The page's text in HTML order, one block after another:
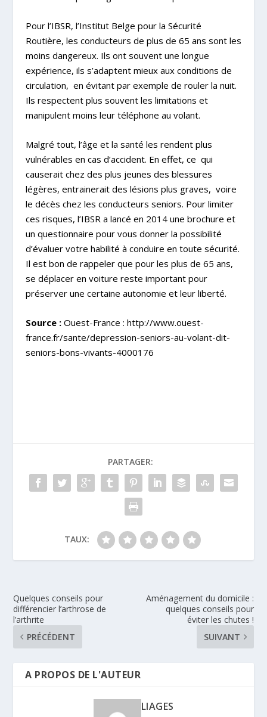
Pour l’IBSR, l’Institut Belge pour la Sécurité
Routière, les conducteurs de plus de 65 ans sont les
moins dangereux. Ils ont souvent une longue
expérience, ils s’adaptent mieux aux conditions de
circulation, en évitant par exemple de rouler la nuit.
Ils respectent plus souvent les limitations et
manipulent moins leur téléphone au volant.
Malgré tout, l’âge et la santé les rendent plus
vulnérables en cas d’accident. En effet, ce qui
causerait chez des plus jeunes des blessures
légères, entrainerait des lésions plus graves, voire
le décès chez les conducteurs seniors. Pour limiter
ces risques, l’IBSR a lancé en 2014 une brochure et
un questionnaire pour vous donner la possibilité
d’évaluer votre habilité à conduire en toute sécurité.
Il est bon de rappeler que pour les plus de 65 ans,
se déplacer en voiture reste important pour
préserver une certaine autonomie et leur liberté.
Source :Ouest-France : http://www.ouest-
france.fr/sante/depression-seniors-au-volant-dit-
seniors-bons-vivants-4000176
PARTAGER:
TAUX:
Quelques conseils pour
différencier l’arthrose de
l’arthrite
PRÉCÉDENT
Aménagement du domicile :
quelques conseils pour
éviter les chutes !
SUIVANT
A PROPOS DE L'AUTEUR
LIAGES